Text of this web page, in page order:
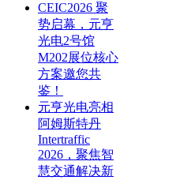
CEIC2026 聚
势启幕，元亨
光电2号馆
M202展位核心
方案邀您共
鉴！
元亨光电亮相
阿姆斯特丹
Intertraffic
2026，聚焦智
慧交通解决新